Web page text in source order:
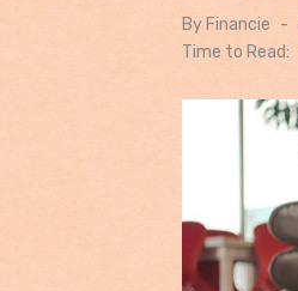
By Financie
Time to Read: